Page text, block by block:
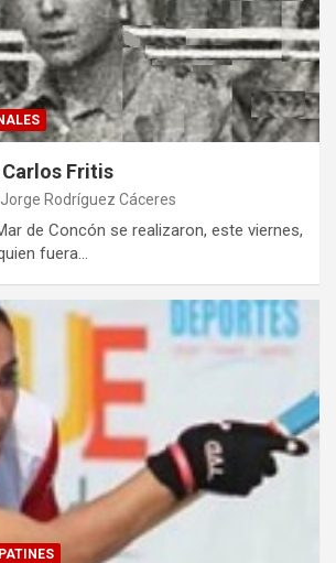
Fritis
Jorge Rodríguez Cáceres
de Concón se realizaron, este viernes,
fuera…